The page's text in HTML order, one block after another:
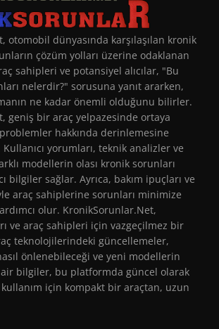
otomobil dünyasında karşılaşılan kronik
çözüm yolları üzerine odaklanan
sahipleri ve potansiyel alıcılar, "Bu
nelerdir?" sorusuna yanıt ararken,
ne kadar önemli olduğunu bilirler.
geniş bir araç yelpazesinde ortaya
problemler hakkında derinlemesine
yorumları, teknik analizler ve
modellerin olası kronik sorunları
bilgiler sağlar. Ayrıca, bakım ipuçları ve
araç sahiplerine sorunları minimize
olur. KronikSorunlar.Net,
ve araç sahipleri için vazgeçilmez bir
teknolojilerindeki güncellemeler,
önlenebileceği ve yeni modellerin
bilgiler, bu platformda güncel olarak
kullanım için kompakt bir araçtan, uzun